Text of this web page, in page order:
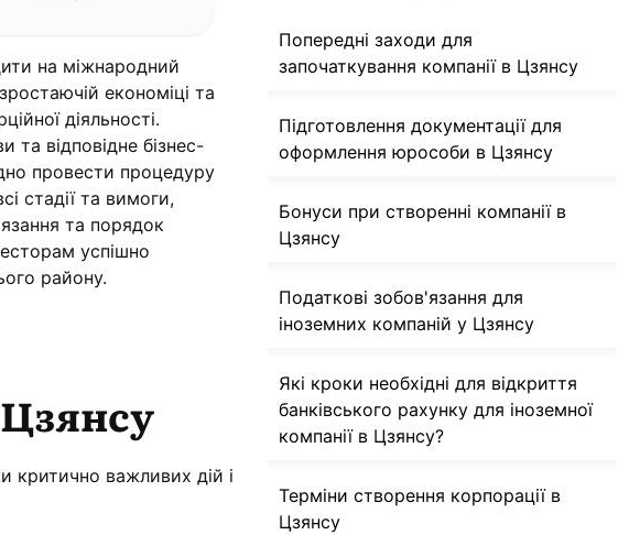
на міжнародний
економіці та
діяльності.
та відповідне бізнес-
провести процедуру
стадії та вимоги,
та порядок
успішно
району.
критично важливих дій і
Попередні заходи для
започаткування компанії в Цзянсу
Підготовлення документації для
оформлення юрособи в Цзянсу
Бонуси при створенні компанії в
Цзянсу
Податкові зобов'язання для
іноземних компаній у Цзянсу
Які кроки необхідні для відкриття
банківського рахунку для іноземної
компанії в Цзянсу?
Терміни створення корпорації в
Цзянсу